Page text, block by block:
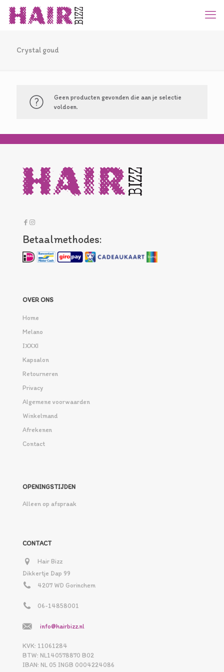
Crystal goud
Geen producten gevonden die aan je selectie
voldoen.
Betaalmethodes:
OVER ONS
Home
Melano
IXXXI
Kapsalon
Retourneren
Privacy
Algemene voorwaarden
Winkelmand
Afrekenen
Contact
OPENINGSTIJDEN
Alleen op afspraak
CONTACT
Hair Bizz
Dikkertje Dap 99
4207 WD Gorinchem
06-14858001
info@hairbizz.nl
KVK: 11061284
BTW: NL140578870 B02
IBAN: NL 05 INGB 0004224086